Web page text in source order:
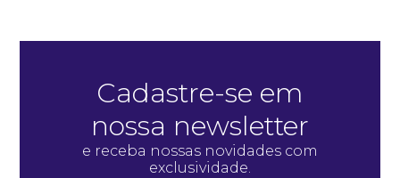
Cadastre-se em
nossa newsletter
e receba nossas novidades com
exclusividade.